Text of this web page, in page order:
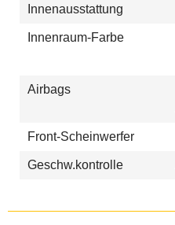
Innenausstattung
Innenraum-Farbe
Airbags
Front-Scheinwerfer
Geschw.kontrolle